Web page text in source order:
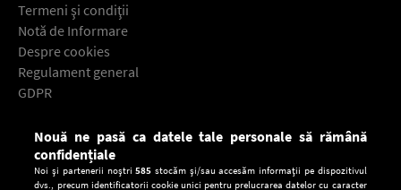
Termeni şi condiţii
Notă de Informare
Despre cookies
Regulament general
GDPR
Descarcă gratuit aplicaţia Europa FM pentru smartphone:
Nouă ne pasă ca datele tale personale să rămână
confidențiale
Noi și partenerii noștri585 stocăm și/sau accesăm informații pe dispozitivul
dvs., precum identificatorii cookie unici pentru prelucrarea datelor cu caracter